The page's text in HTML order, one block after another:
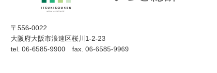
〒556-0022
大阪府大阪市浪速区桜川1-2-23
tel. 06-6585-9900 fax. 06-6585-9969